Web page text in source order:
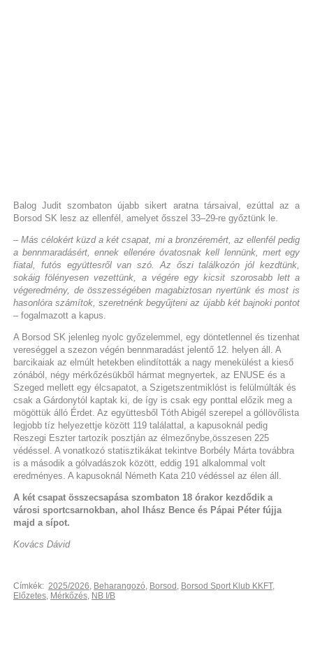
Balog Judit szombaton újabb sikert aratna társaival, ezúttal az a
Borsod SK lesz az ellenfél, amelyet ősszel 33–29-re győztünk le.
– Más célokért küzd a két csapat, mi a bronzéremért, az ellenfél pedig
a bennmaradásért, ennek ellenére óvatosnak kell lennünk, mert egy
fiatal, futós együttesről van szó. Az őszi találkozón jól kezdtünk,
sokáig fölényesen vezettünk, a végére egy kicsit szorosabb lett a
végeredmény, de összességében magabiztosan nyertünk és most is
hasonlóra számítok, szeretnénk begyűjteni az újabb két bajnoki pontot
– fogalmazott a kapus.
A Borsod SK jelenleg nyolc győzelemmel, egy döntetlennel és tizenhat
vereséggel a szezon végén bennmaradást jelentő 12. helyen áll. A
barcikaiak az elmúlt hetekben elindították a nagy menekülést a kieső
zónából, négy mérkőzésükből hármat megnyertek, az ENUSE és a
Szeged mellett egy élcsapatot, a Szigetszentmiklóst is felülmúlták és
csak a Gárdonytól kaptak ki, de így is csak egy ponttal előzik meg a
mögöttük álló Érdet. Az együttesből Tóth Abigél szerepel a góllövőlista
legjobb tíz helyezettje között 119 találattal, a kapusoknál pedig
Reszegi Eszter tartozik posztján az élmezőnybe,összesen 225
védéssel. A vonatkozó statisztikákat tekintve Borbély Márta továbbra
is a második a gólvadászok között, eddig 191 alkalommal volt
eredményes. A kapusoknál Németh Kata 210 védéssel az élen áll.
A két csapat összecsapása szombaton 18 órakor kezdődik a
városi sportcsarnokban, ahol Ihász Bence és Pápai Péter fújja
majd a sípot.
Kovács Dávid
Címkék: 2025/2026, Beharangozó, Borsod , Borsod Sport Klub KKFT,
Előzetes, Mérkőzés, NB I/B